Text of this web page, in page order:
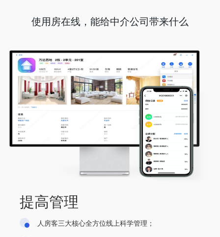
使用房在线，能给中介公司带来什么
提高管理
人房客三大核心全方位线上科学管理；